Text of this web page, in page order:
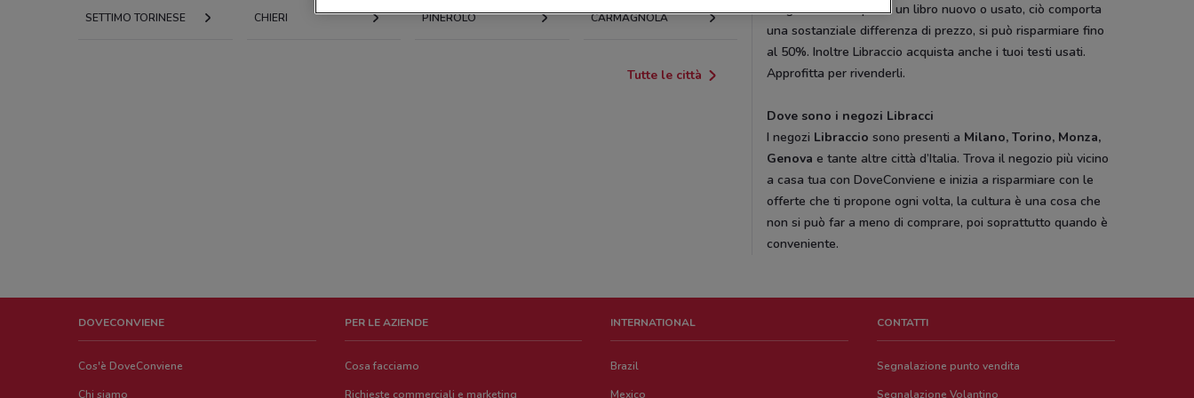
SETTIMO TORINESE CHIERI PINEROLO CARMAGNOLA
Tutte le città
scegliere se comprare un libro nuovo o usato, ciò comporta
una sostanziale differenza di prezzo, si può risparmiare fino
al 50%. Inoltre Libraccio acquista anche i tuoi testi usati.
Approfitta per rivenderli.
Dove sono i negozi Libracci
I negozi Libraccio sono presenti a Milano, Torino, Monza,
Genova e tante altre città d’Italia. Trova il negozio più vicino
a casa tua con DoveConviene e inizia a risparmiare con le
offerte che ti propone ogni volta, la cultura è una cosa che
non si può far a meno di comprare, poi soprattutto quando è
conveniente.
DOVECONVIENE
Cos'è DoveConviene
Chi siamo
PER LE AZIENDE
Cosa facciamo
Richieste commerciali e marketing
INTERNATIONAL
Brazil
Mexico
CONTATTI
Segnalazione punto vendita
Segnalazione Volantino